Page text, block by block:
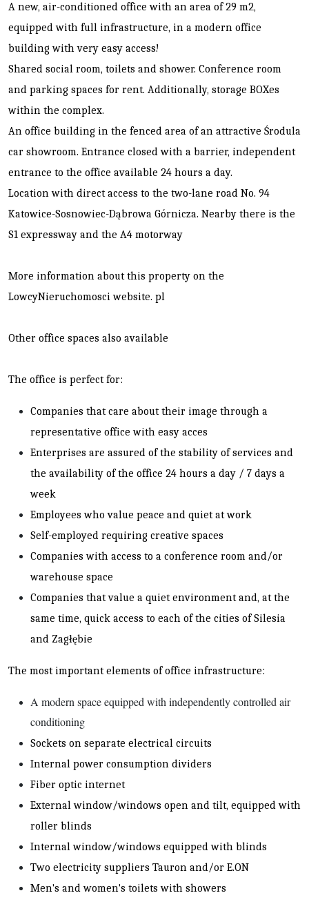
A new, air-conditioned office with an area of 29 m2,
equipped with full infrastructure, in a modern office
building with very easy access!
Shared social room, toilets and shower. Conference room
and parking spaces for rent. Additionally, storage BOXes
within the complex.
An office building in the fenced area of an attractive Środula
car showroom. Entrance closed with a barrier, independent
entrance to the office available 24 hours a day.
Location with direct access to the two-lane road No. 94
Katowice-Sosnowiec-Dąbrowa Górnicza. Nearby there is the
S1 expressway and the A4 motorway
More information about this property on the
LowcyNieruchomosci website. pl
Other office spaces also available
The office is perfect for:
Companies that care about their image through a
representative office with easy acces
Enterprises are assured of the stability of services and
the availability of the office 24 hours a day / 7 days a
week
Employees who value peace and quiet at work
Self-employed requiring creative spaces
Companies with access to a conference room and/or
warehouse space
Companies that value a quiet environment and, at the
same time, quick access to each of the cities of Silesia
and Zagłębie
The most important elements of office infrastructure:
A modern space equipped with independently controlled air
conditioning
Sockets on separate electrical circuits
Internal power consumption dividers
Fiber optic internet
External window/windows open and tilt, equipped with
roller blinds
Internal window/windows equipped with blinds
Two electricity suppliers Tauron and/or E.ON
Men's and women's toilets with showers